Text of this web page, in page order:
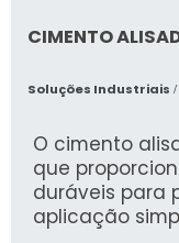
CIMENTO
Soluções Industriais /
O cimento
que
duráveis para
aplicação